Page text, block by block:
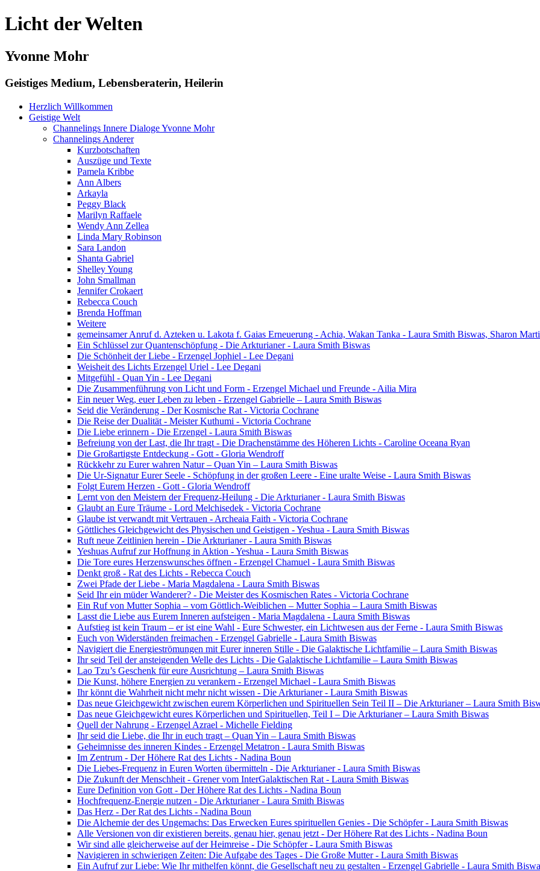
Licht der Welten
Yvonne Mohr
Geistiges Medium, Lebensberaterin, Heilerin
Herzlich Willkommen
Geistige Welt
Channelings Innere Dialoge Yvonne Mohr
Channelings Anderer
Kurzbotschaften
Auszüge und Texte
Pamela Kribbe
Ann Albers
Arkayla
Peggy Black
Marilyn Raffaele
Wendy Ann Zellea
Linda Mary Robinson
Sara Landon
Shanta Gabriel
Shelley Young
John Smallman
Jennifer Crokaert
Rebecca Couch
Brenda Hoffman
Weitere
gemeinsamer Anruf d. Azteken u. Lakota f. Gaias Erneuerung - Achia, Wakan Tanka - Laura Smith Biswas, Sharon
Ein Schlüssel zur Quantenschöpfung - Die Arkturianer - Laura Smith Biswas
Die Schönheit der Liebe - Erzengel Jophiel - Lee Degani
Weisheit des Lichts Erzengel Uriel - Lee Degani
Mitgefühl - Quan Yin - Lee Degani
Die Zusammenführung von Licht und Form - Erzengel Michael und Freunde - Ailia Mira
Ein neuer Weg, euer Leben zu leben - Erzengel Gabrielle – Laura Smith Biswas
Seid die Veränderung - Der Kosmische Rat - Victoria Cochrane
Die Reise der Dualität - Meister Kuthumi - Victoria Cochrane
Die Liebe erinnern - Die Erzengel - Laura Smith Biswas
Befreiung von der Last, die Ihr tragt - Die Drachenstämme des Höheren Lichts - Caroline Oceana Ryan
Die Großartigste Entdeckung - Gott - Gloria Wendroff
Rückkehr zu Eurer wahren Natur – Quan Yin – Laura Smith Biswas
Die Ur-Signatur Eurer Seele - Schöpfung in der großen Leere - Eine uralte Weise - Laura Smith Biswas
Folgt Eurem Herzen - Gott - Gloria Wendroff
Lernt von den Meistern der Frequenz-Heilung - Die Arkturianer - Laura Smith Biswas
Glaubt an Eure Träume - Lord Melchisedek - Victoria Cochrane
Glaube ist verwandt mit Vertrauen - Archeaia Faith - Victoria Cochrane
Göttliches Gleichgewicht des Physischen und Geistigen - Yeshua - Laura Smith Biswas
Ruft neue Zeitlinien herein - Die Arkturianer - Laura Smith Biswas
Yeshuas Aufruf zur Hoffnung in Aktion - Yeshua - Laura Smith Biswas
Die Tore eures Herzenswunsches öffnen - Erzengel Chamuel - Laura Smith Biswas
Denkt groß - Rat des Lichts - Rebecca Couch
Zwei Pfade der Liebe - Maria Magdalena - Laura Smith Biswas
Seid Ihr ein müder Wanderer? - Die Meister des Kosmischen Rates - Victoria Cochrane
Ein Ruf von Mutter Sophia – vom Göttlich-Weiblichen – Mutter Sophia – Laura Smith Biswas
Lasst die Liebe aus Eurem Inneren aufsteigen - Maria Magdalena - Laura Smith Biswas
Aufstieg ist kein Traum – er ist eine Wahl - Eure Schwester, ein Lichtwesen aus der Ferne - Laura Smith Biswas
Euch von Widerständen freimachen - Erzengel Gabrielle - Laura Smith Biswas
Navigiert die Energieströmungen mit Eurer inneren Stille - Die Galaktische Lichtfamilie – Laura Smith Biswas
Ihr seid Teil der ansteigenden Welle des Lichts - Die Galaktische Lichtfamilie – Laura Smith Biswas
Lao Tzu’s Geschenk für eure Ausrichtung – Laura Smith Biswas
Die Kunst, höhere Energien zu verankern - Erzengel Michael - Laura Smith Biswas
Ihr könnt die Wahrheit nicht mehr nicht wissen - Die Arkturianer - Laura Smith Biswas
Das neue Gleichgewicht zwischen eurem Körperlichen und Spirituellen Sein Teil II – Die Arkturianer – Laura Smith
Das neue Gleichgewicht eures Körperlichen und Spirituellen, Teil I – Die Arkturianer – Laura Smith Biswas
Quell der Nahrung - Erzengel Azrael - Michelle Fielding
Ihr seid die Liebe, die Ihr in euch tragt – Quan Yin – Laura Smith Biswas
Geheimnisse des inneren Kindes - Erzengel Metatron - Laura Smith Biswas
Im Zentrum - Der Höhere Rat des Lichts - Nadina Boun
Die Liebes-Frequenz in Euren Worten übermitteln - Die Arkturianer - Laura Smith Biswas
Die Zukunft der Menschheit - Grener vom InterGalaktischen Rat - Laura Smith Biswas
Eure Definition von Gott - Der Höhere Rat des Lichts - Nadina Boun
Hochfrequenz-Energie nutzen - Die Arkturianer - Laura Smith Biswas
Das Herz - Der Rat des Lichts - Nadina Boun
Die Alchemie der des Ungemachs: Das Erwecken Eures spirituellen Genies - Die Schöpfer - Laura Smith Biswas
Alle Versionen von dir existieren bereits, genau hier, genau jetzt - Der Höhere Rat des Lichts - Nadina Boun
Wir sind alle gleicherweise auf der Heimreise - Die Schöpfer - Laura Smith Biswas
Navigieren in schwierigen Zeiten: Die Aufgabe des Tages - Die Große Mutter - Laura Smith Biswas
Ein Aufruf zur Liebe: Wie Ihr mithelfen könnt, die Gesellschaft neu zu gestalten - Erzengel Gabrielle - Laura Smith